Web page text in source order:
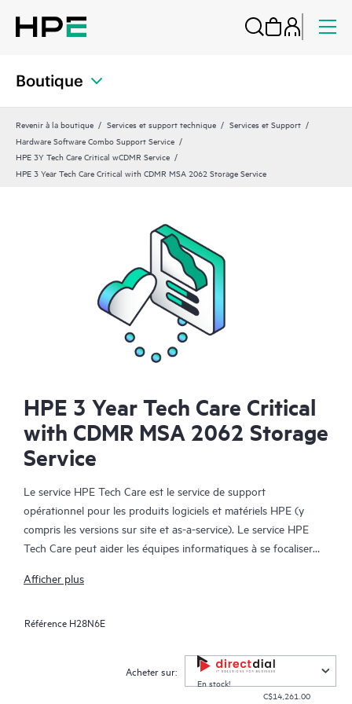
Boutique
Revenir à la boutique Services et support technique
Services et Support
Hardware Software Combo Support Service
HPE 3Y Tech Care Critical wCDMR Service
HPE 3 Year Tech Care Critical with CDMR MSA 2062 Storage Service
HPE 3 Year Tech Care Critical
with CDMR MSA 2062 Storage
Service
Le service HPE Tech Care est le service de support
opérationnel pour les produits logiciels et matériels HPE (y
compris les versions sur site et as-a-service). Le service HPE
Tech Care peut aider les équipes informatiques à se focaliser
chercher proactivement de meilleures méthodes de travail,
spécialistes produit et fournit des conseils techniques généraux,
qui aideront les Clients à réduire les risques et à trouver des
méthodes de travail plus efficaces. Les Clients du service HPE
Afficher plus
Référence H28N6E
Acheter sur:
En stock!
C$14,261.00